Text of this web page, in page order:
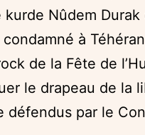
Nûdem Durak
à
de la Fête de
le drapeau de la
défendus par le